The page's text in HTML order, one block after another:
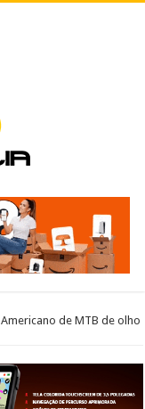
de MTB de olho